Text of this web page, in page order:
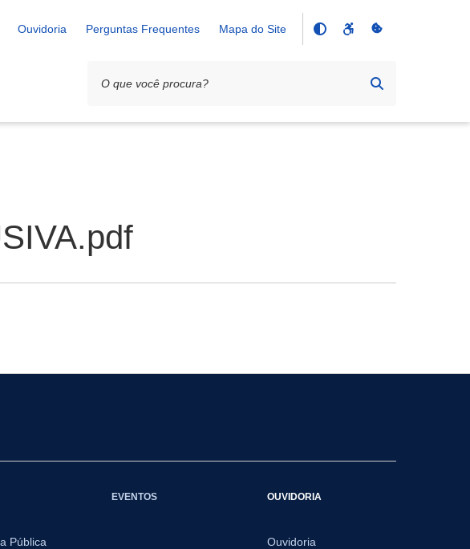
Ouvidoria Perguntas Frequentes Mapa do Site
Pública
EVENTOS OUVIDORIA
Ouvidoria